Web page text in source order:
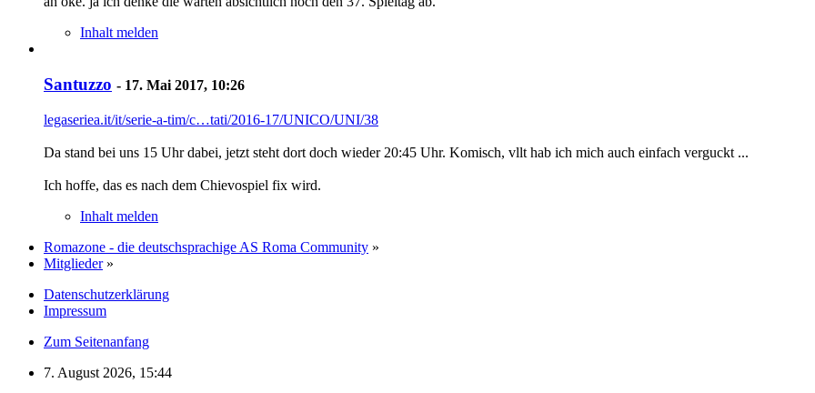
Inhalt melden
Santuzzo - 17. Mai 2017, 10:26
legaseriea.it/it/serie-a-tim/c…tati/2016-17/UNICO/UNI/38
Da stand bei uns 15 Uhr dabei, jetzt steht dort doch wieder 20:45 Uhr. Komisch, vllt hab ich mich auch einfach verguckt ...
Ich hoffe, das es nach dem Chievospiel fix wird.
Inhalt melden
Romazone - die deutschsprachige AS Roma Community »
Mitglieder »
Datenschutzerklärung
Impressum
Zum Seitenanfang
7. August 2026, 15:44